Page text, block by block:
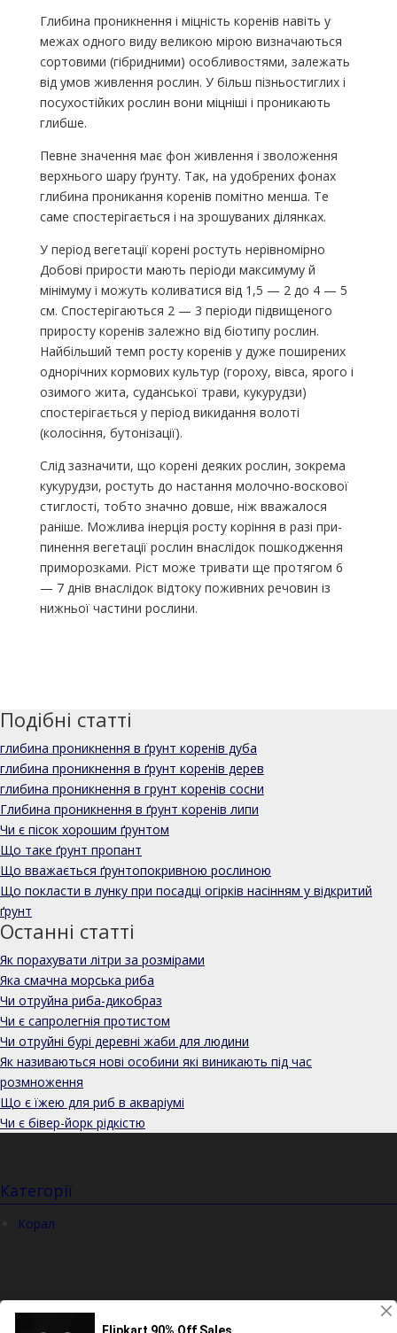
Глибина проникнення і міцність коренів навіть у
межах одного виду великою мірою визначаються
сортовими (гібридними) особли­востями, залежать
від умов живлення рослин. У більш пізньостиг­лих і
посухостійких рослин вони міцніші і проникають
глибше.
Певне значення має фон живлення і зволоження
верхнього шару ґрунту. Так, на удобрених фонах
глибина проникання коренів поміт­но менша. Те
саме спостерігається і на зрошуваних ділянках.
У період вегетації корені ростуть нерівномірно
Добові прирости мають періоди максимуму й
мінімуму і можуть коливатися від 1,5 — 2 до 4 — 5
см. Спостерігаються 2 — 3 періоди підвищеного
приросту ко­ренів залежно від біотипу рослин.
Найбільший темп росту коренів у дуже поширених
однорічних кормових культур (гороху, вівса, ярого і
озимого жита, суданської трави, кукурудзи)
спостерігається у пе­ріод викидання волоті
(колосіння, бутонізації).
Слід зазначити, що корені деяких рослин, зокрема
кукурудзи, ростуть до настання молочно-воскової
стиглості, тобто значно довше, ніж вважалося
раніше. Можлива інерція росту коріння в разі при­
пинення вегетації рослин внаслідок пошкодження
приморозками. Ріст може тривати ще протягом 6
— 7 днів внаслідок відтоку пожив­них речовин із
нижньої частини рослини.
Подібні статті
глибина проникнення в ґрунт коренів дуба
глибина проникнення в ґрунт коренів дерев
глибина проникнення в грунт коренів сосни
Глибина проникнення в ґрунт коренів липи
Чи є пісок хорошим ґрунтом
Що таке ґрунт пропант
Що вважається ґрунтопокривною рослиною
Що покласти в лунку при посадці огірків насінням у відкритий
ґрунт
Останні статті
Як порахувати літри за розмірами
Яка смачна морська риба
Чи отруйна риба-дикобраз
Чи є сапролегнія протистом
Чи отруйні бурі деревні жаби для людини
Як називаються нові особини які виникають під час
розмноження
Що є їжею для риб в акваріумі
Чи є бівер-йорк рідкістю
Категорії
Корал